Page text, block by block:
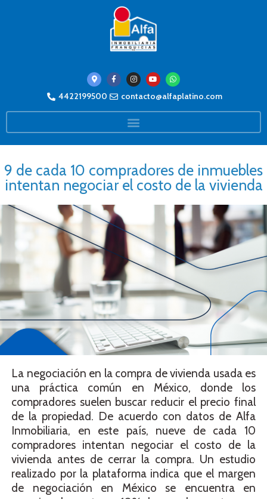
4422199500 contacto@alfaplatino.com
9 de cada 10 compradores de inmuebles
intentan negociar el costo de la vivienda
La negociación en la compra de vivienda usada es
una práctica común en México, donde los
compradores suelen buscar reducir el precio final
de la propiedad. De acuerdo con datos de Alfa
Inmobiliaria, en este país, nueve de cada 10
compradores intentan negociar el costo de la
vivienda antes de cerrar la compra. Un estudio
realizado por la plataforma indica que el margen
de negociación en México se encuentra en